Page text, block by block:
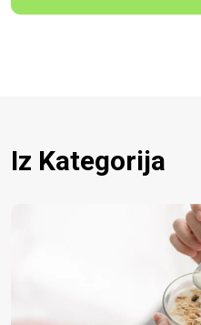
Iz Kategorija